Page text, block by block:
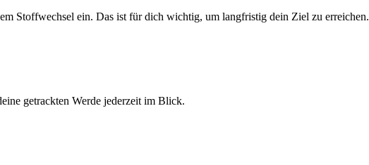
Stoffwechsel ein. Das ist für dich wichtig, um langfristig dein Ziel zu erreichen.
getrackten Werde jederzeit im Blick.